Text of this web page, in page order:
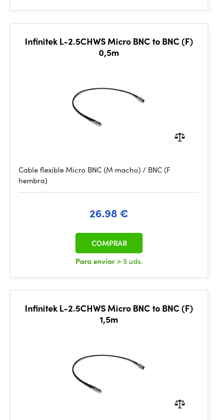
Infinitek L-2.5CHWS Micro BNC to BNC (F)
0,5m
Cable flexible Micro BNC (M macho) / BNC (F
hembra)
26.98 €
Para enviar > 5 uds.
COMPRAR
Infinitek L-2.5CHWS Micro BNC to BNC (F)
1,5m